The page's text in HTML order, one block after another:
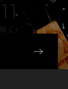
く）